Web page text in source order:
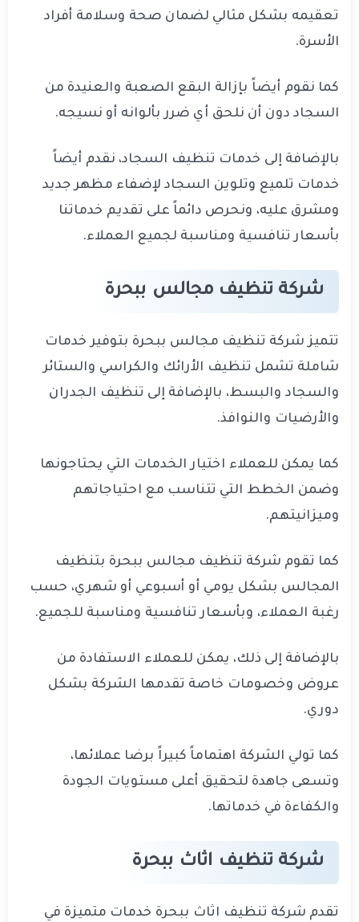
تعقيمه بشكل مثالي لضمان صحة وسلامة أفراد
الأسرة.
كما نقوم أيضاً بإزالة البقع الصعبة والعنيدة من
السجاد دون أن نلحق أي ضرر بألوانه أو نسيجه.
بالإضافة إلى خدمات تنظيف السجاد، نقدم أيضاً
خدمات تلميع وتلوين السجاد لإضفاء مظهر جديد
ومشرق عليه، ونحرص دائماً على تقديم خدماتنا
بأسعار تنافسية ومناسبة لجميع العملاء.
شركة تنظيف مجالس ببحرة
تتميز شركة تنظيف مجالس ببحرة بتوفير خدمات
شاملة تشمل تنظيف الأرائك والكراسي والستائر
والسجاد والبسط، بالإضافة إلى تنظيف الجدران
والأرضيات والنوافذ.
كما يمكن للعملاء اختيار الخدمات التي يحتاجونها
وضمن الخطط التي تتناسب مع احتياجاتهم
وميزانيتهم.
كما تقوم شركة تنظيف مجالس ببحرة بتنظيف
المجالس بشكل يومي أو أسبوعي أو شهري، حسب
رغبة العملاء، وبأسعار تنافسية ومناسبة للجميع.
بالإضافة إلى ذلك، يمكن للعملاء الاستفادة من
عروض وخصومات خاصة تقدمها الشركة بشكل
دوري.
كما تولي الشركة اهتماماً كبيراً برضا عملائها،
وتسعى جاهدة لتحقيق أعلى مستويات الجودة
والكفاءة في خدماتها.
شركة تنظيف اثاث ببحرة
تقدم شركة تنظيف اثاث ببحرة خدمات متميزة في